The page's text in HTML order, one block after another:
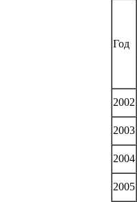
Год
2002
2003
2004
2005